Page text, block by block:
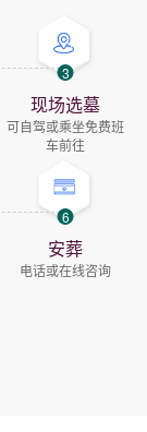
3
现场选墓
可自驾或乘坐免费班
车前往
6
安葬
电话或在线咨询